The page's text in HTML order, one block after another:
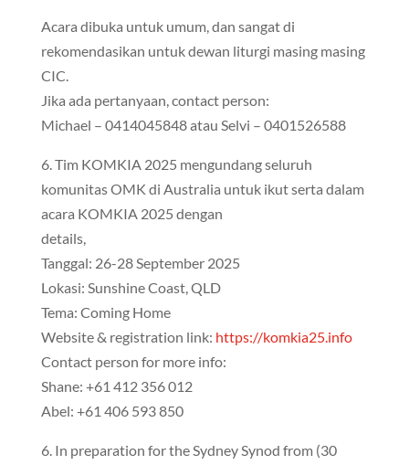
Acara dibuka untuk umum, dan sangat di
rekomendasikan untuk dewan liturgi masing masing
CIC.
Jika ada pertanyaan, contact person:
Michael – 0414045848 atau Selvi – 0401526588
6. Tim KOMKIA 2025 mengundang seluruh
komunitas OMK di Australia untuk ikut serta dalam
acara KOMKIA 2025 dengan
details,
Tanggal: 26-28 September 2025
Lokasi: Sunshine Coast, QLD
Tema: Coming Home
Website & registration link: https://komkia25.info
Contact person for more info:
Shane: +61 412 356 012
Abel: +61 406 593 850
6. In preparation for the Sydney Synod from (30